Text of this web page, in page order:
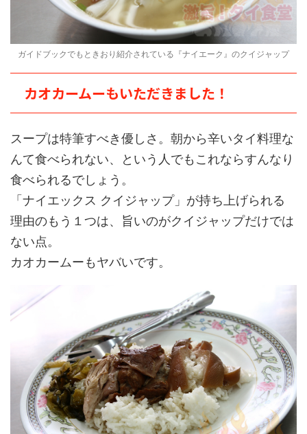
ガイドブックでもときおり紹介されている『ナイエーク』のクイジャップ
カオカームーもいただきました！
スープは特筆すべき優しさ。朝から辛いタイ料理な
んて食べられない、という人でもこれならすんなり
食べられるでしょう。
「ナイエックス クイジャップ」が持ち上げられる
理由のもう１つは、旨いのがクイジャップだけでは
ない点。
カオカームーもヤバいです。